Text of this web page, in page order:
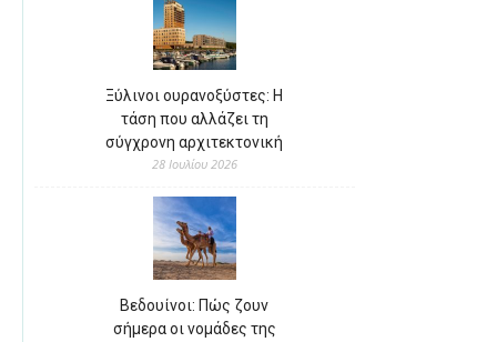
Ξύλινοι ουρανοξύστες: Η
τάση που αλλάζει τη
σύγχρονη αρχιτεκτονική
28 Ιουλίου 2026
Βεδουίνοι: Πώς ζουν
σήμερα οι νομάδες της